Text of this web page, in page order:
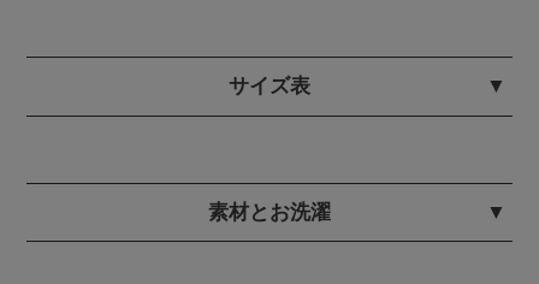
サイズ表
素材とお洗濯